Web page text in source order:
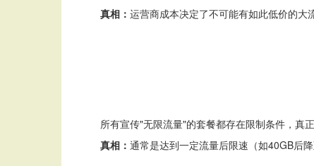
真相： 运营商成本决定了不可能有如此低价的大
所有宣传"无限流量"的套餐都存在限制条件，真
真相： 通常是达到一定流量后限速（如40GB后